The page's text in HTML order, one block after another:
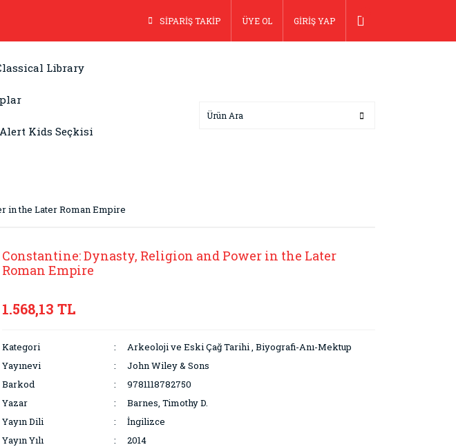
SİPARİŞ TAKİP ÜYE OL GİRİŞ YAP
Library
Kids Seçkisi
in the Later Roman Empire
Constantine: Dynasty, Religion and Power in the Later
Roman Empire
1.568,13 TL
Kategori Arkeoloji ve Eski Çağ Tarihi, Biyografi-Anı-Mektup
Yayınevi
John Wiley & Sons
Barkod
9781118782750
Yazar
Barnes, Timothy D.
Yayın Dili
İngilizce
Yayın Yılı
2014